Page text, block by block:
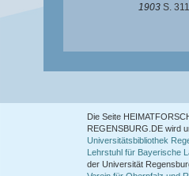
1903 S.
Die Seite
REGENSBURG.DE wird
Universitätsbibliothek
Lehrstuhl für Bayerische
der Universität